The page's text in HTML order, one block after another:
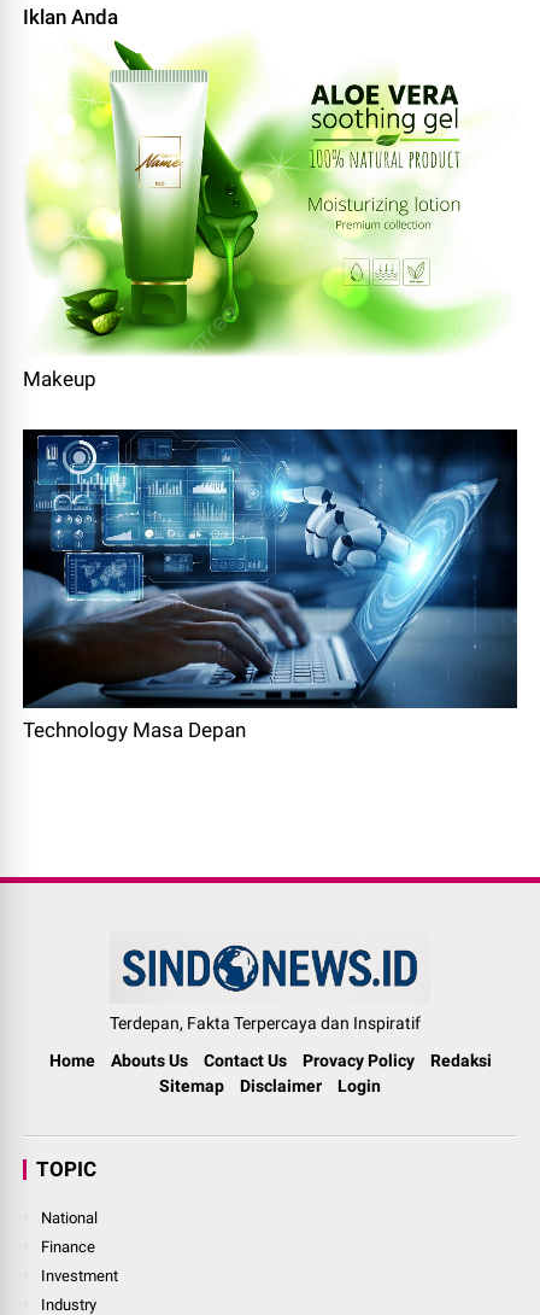
Iklan Anda
Makeup
Technology Masa Depan
Terdepan, Fakta Terpercaya dan Inspiratif
Home
Abouts Us Contact Us Provacy Policy
Redaksi
Sitemap
Disclaimer Login
TOPIC
National
Finance
Investment
Industry